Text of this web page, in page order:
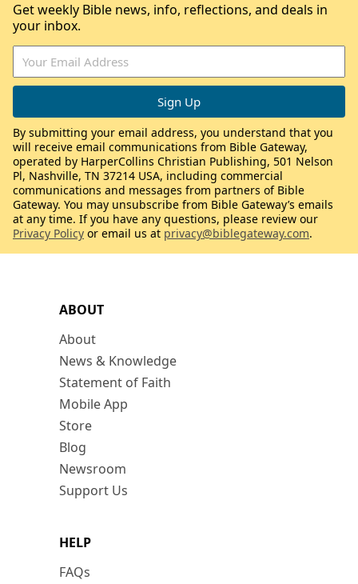
ABOUT
About
News & Knowledge
Statement of Faith
Mobile App
Store
Blog
Newsroom
Support Us
HELP
FAQs
Get weekly Bible news, info, reflections, and deals in
your inbox.
By submitting your email address, you understand that you
will receive email communications from Bible Gateway,
operated by HarperCollins Christian Publishing, 501 Nelson
Pl, Nashville, TN 37214 USA, including commercial
communications and messages from partners of Bible
Gateway. You may unsubscribe from Bible Gateway’s emails
at any time. If you have any questions, please review our
Privacy Policy or email us at privacy@biblegateway.com.